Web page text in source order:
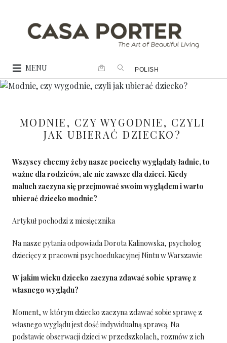
MENU POLISH
MODNIE, CZY WYGODNIE, CZYLI
JAK UBIERAĆ DZIECKO?
Wszyscy chcemy żeby nasze pociechy wyglądały ładnie, to
ważne dla rodziców, ale nie zawsze dla dzieci. Kiedy
maluch zaczyna się przejmować swoim wyglądem i warto
ubierać dziecko modnie?
Artykuł pochodzi z miesięcznika
Na nasze pytania odpowiada Dorota Kalinowska, psycholog
dziecięcy z pracowni psychoedukacyjnej Nintu w Warszawie
W jakim wieku dziecko zaczyna zdawać sobie sprawę z
własnego wyglądu?
Moment, w którym dziecko zaczyna zdawać sobie sprawę z
własnego wyglądu jest dość indywidualną sprawą. Na
podstawie obserwacji dzieci w przedszkolach, rozmów z ich